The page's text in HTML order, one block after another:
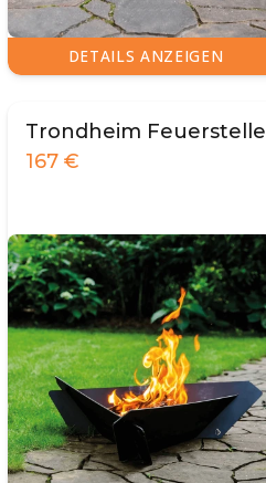
DETAILS ANZEIGEN
Trondheim Feuerstelle
167 €